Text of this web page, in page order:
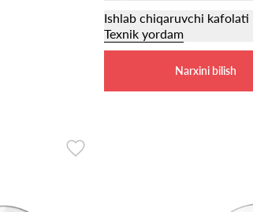
Ishlab chiqaruvchi kafolati
Texnik yordam
Narxini bilish